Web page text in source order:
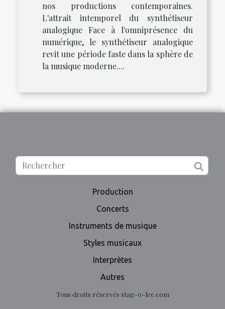
nos productions contemporaines.
L'attrait intemporel du synthétiseur
analogique Face à l'omniprésence du
numérique, le synthétiseur analogique
revit une période faste dans la sphère de
la musique moderne....
Production
Concerts
Instruments de musique
Styles musicaux
Interprètes
Autres
Tous droits réservés stag-o-lee.com